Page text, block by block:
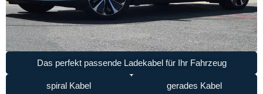
Das perfekt passende Ladekabel für Ihr Fahrzeug
spiral Kabel gerades Kabel